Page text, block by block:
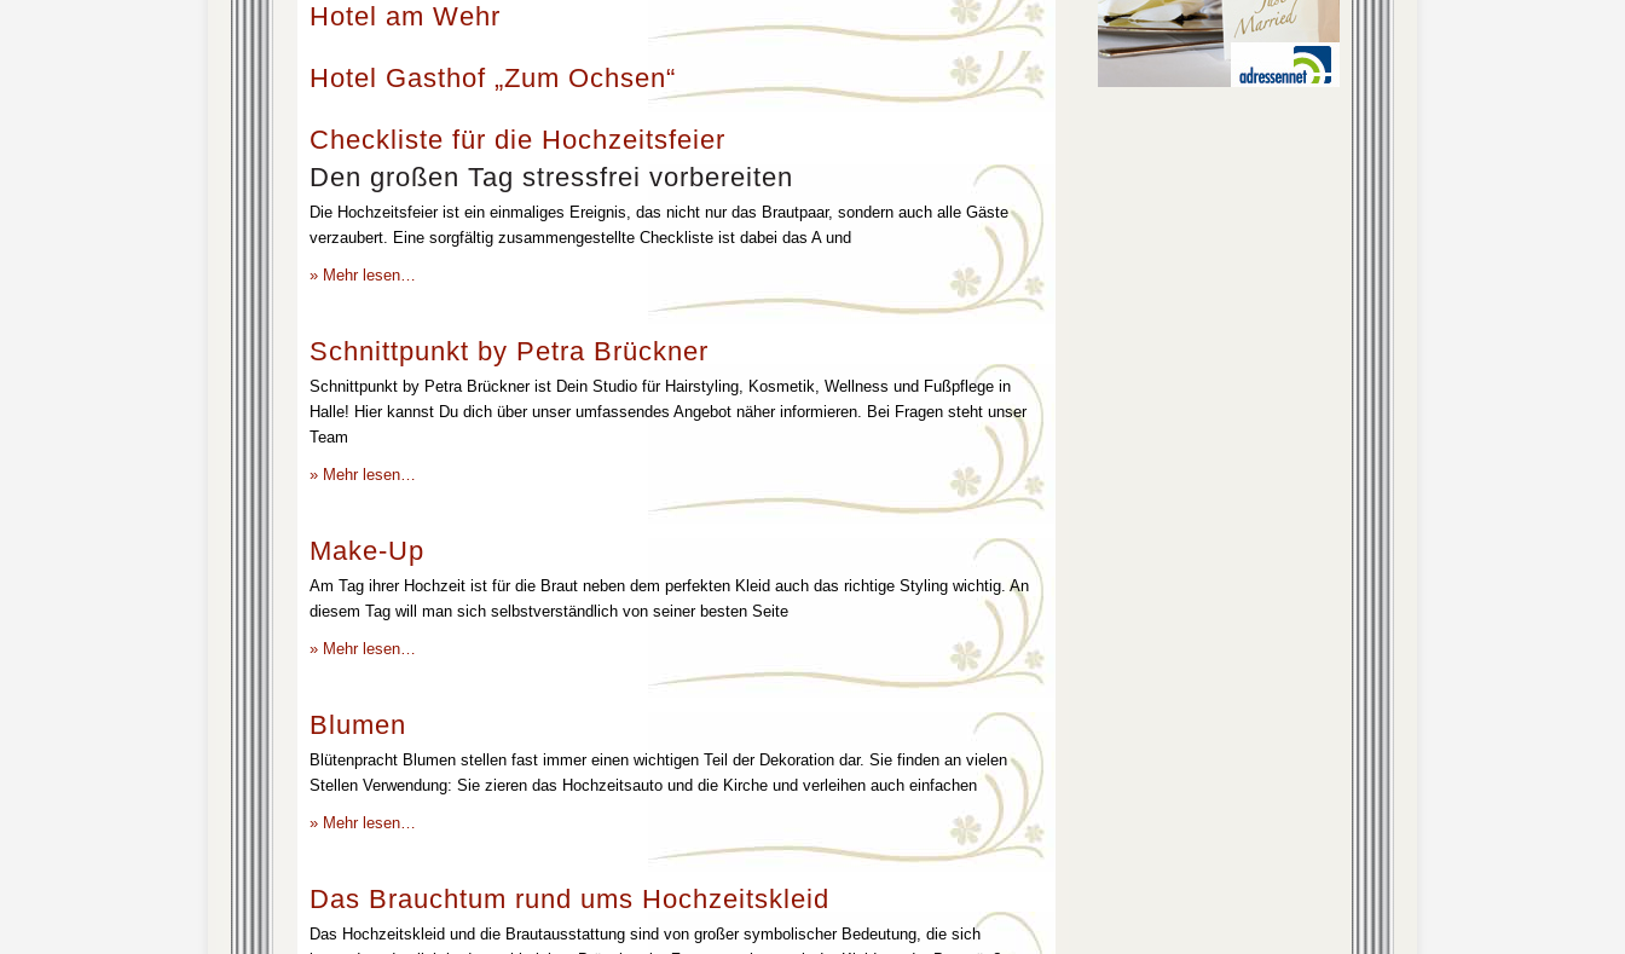
Hotel am Wehr
Hotel Gasthof „Zum Ochsen“
Checkliste für die Hochzeitsfeier
Den großen Tag stressfrei vorbereiten
Die Hochzeitsfeier ist ein einmaliges Ereignis, das nicht nur das Brautpaar, sondern auch alle Gäste
verzaubert. Eine sorgfältig zusammengestellte Checkliste ist dabei das A und
» Mehr lesen…
Schnittpunkt by Petra Brückner
Schnittpunkt by Petra Brückner ist Dein Studio für Hairstyling, Kosmetik, Wellness und Fußpflege in
Halle! Hier kannst Du dich über unser umfassendes Angebot näher informieren. Bei Fragen steht unser
Team
» Mehr lesen…
Make-Up
Am Tag ihrer Hochzeit ist für die Braut neben dem perfekten Kleid auch das richtige Styling wichtig. An
diesem Tag will man sich selbstverständlich von seiner besten Seite
» Mehr lesen…
Blumen
Blütenpracht Blumen stellen fast immer einen wichtigen Teil der Dekoration dar. Sie finden an vielen
Stellen Verwendung: Sie zieren das Hochzeitsauto und die Kirche und verleihen auch einfachen
» Mehr lesen…
Das Brauchtum rund ums Hochzeitskleid
Das Hochzeitskleid und die Brautausstattung sind von großer symbolischer Bedeutung, die sich